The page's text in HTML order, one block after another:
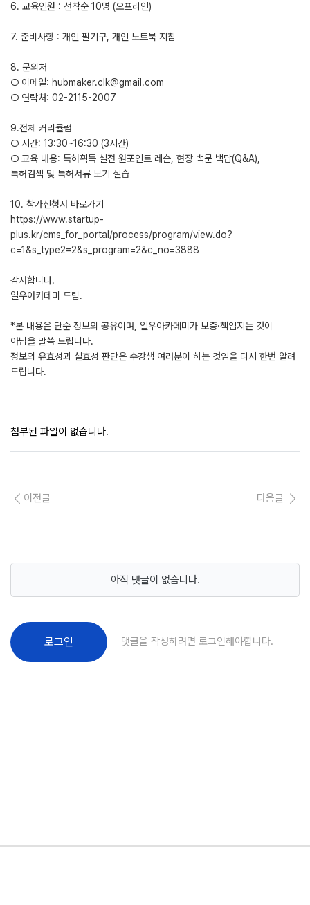
6. 교육인원 : 선착순 10명 (오프라인)
7. 준비사항 : 개인 필기구, 개인 노트북 지참
8. 문의처
○ 이메일: hubmaker.clk@gmail.com
○ 연락처: 02-2115-2007
9.전체 커리큘럼
○ 시간: 13:30~16:30 (3시간)
○ 교육 내용: 특허획득 실전 원포인트 레슨, 현장 백문 백답(Q&A),
특허검색 및 특허서류 보기 실습
10. 참가신청서 바로가기
https://www.startup-
plus.kr/cms_for_portal/process/program/view.do?
c=1&s_type2=2&s_program=2&c_no=3888
감사합니다.
일우아카데미 드림.
*본 내용은 단순 정보의 공유이며, 일우아카데미가 보증·책임지는 것이
아님을 말씀 드립니다.
정보의 유효성과 실효성 판단은 수강생 여러분이 하는 것임을 다시 한번 알려
드립니다.
첨부된 파일이 없습니다.
이전글 다음글
아직 댓글이 없습니다.
로그인 댓글을 작성하려면 로그인해야합니다.